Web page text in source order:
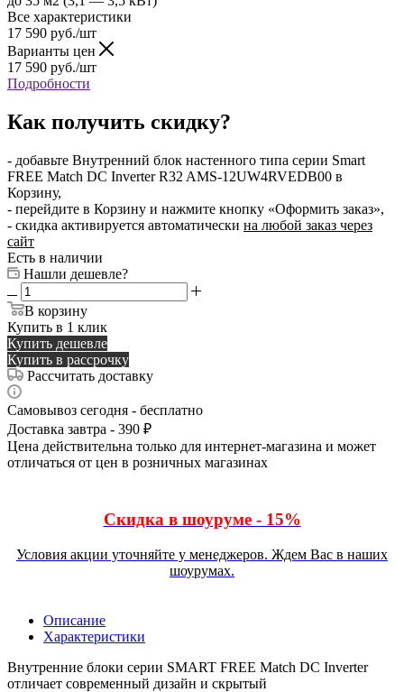
Все характеристики
17 590 руб./шт
Варианты цен
17 590 руб./шт
Подробности
Как получить скидку?
- добавьте Внутренний блок настенного типа серии Smart
FREE Match DC Inverter R32 AMS-12UW4RVEDB00 в
Корзину,
- перейдите в Корзину и нажмите кнопку «Оформить заказ»,
- скидка активируется автоматически на любой заказ через
сайт
Есть в наличии
Нашли дешевле?
В корзину
Купить в 1 клик
Купить дешевле
Купить в рассрочку
Рассчитать доставку
Самовывоз сегодня - бесплатно
Доставка завтра - 390 ₽
Цена действительна только для интернет-магазина и может
отличаться от цен в розничных магазинах
Скидка в шоуруме - 15%
Условия акции уточняйте у менеджеров. Ждем Вас в наших
шоурумах.
Описание
Характеристики
Внутренние блоки серии SMART FREE Match DC Inverter
отличает современный дизайн и скрытый